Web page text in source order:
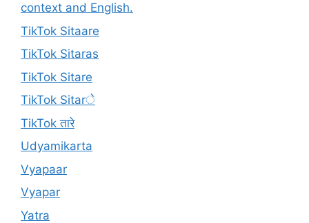
context and English.
TikTok Sitaare
TikTok Sitaras
TikTok Sitare
TikTok Sitarे
TikTok तारे
Udyamikarta
Vyapaar
Vyapar
Yatra